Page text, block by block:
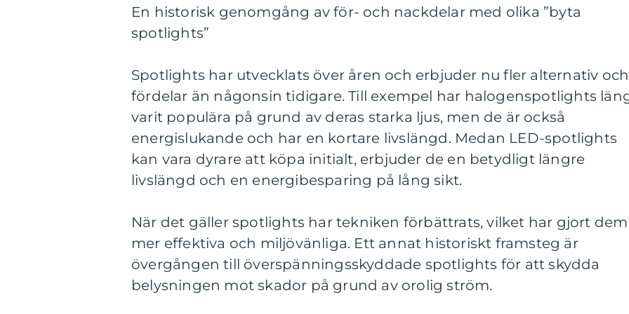
En historisk genomgång av för- och nackdelar med olika ”byta
spotlights”
Spotlights har utvecklats över åren och erbjuder nu fler alternativ och
fördelar än någonsin tidigare. Till exempel har halogenspotlights
varit populära på grund av deras starka ljus, men de är också
energislukande och har en kortare livslängd. Medan LED-spotlights
kan vara dyrare att köpa initialt, erbjuder de en betydligt längre
livslängd och en energibesparing på lång sikt.
När det gäller spotlights har tekniken förbättrats, vilket har gjort dem
mer effektiva och miljövänliga. Ett annat historiskt framsteg är
övergången till överspänningsskyddade spotlights för att skydda
belysningen mot skador på grund av orolig ström.